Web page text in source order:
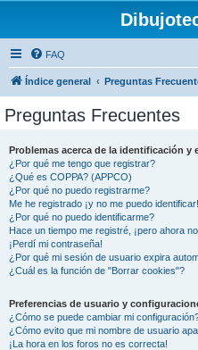
FAQ
Índice general Preguntas
Preguntas Frecuentes
Problemas acerca de la identificación y
¿Por qué me tengo que registrar?
¿Qué es COPPA? (APPCO)
¿Por qué no puedo registrarme?
Me he registrado ¡y no me puedo identificar!
¿Por qué no puedo identificarme?
Hace un tiempo me registré, ¡pero ahora
¡Perdí mi contraseña!
¿Por qué mi sesión de usuario expira
¿Cuál es la función de "Borrar cookies"?
Preferencias de usuario y
¿Cómo se puede cambiar mi
¿Cómo evito que mi nombre de usuario
¡La hora en los foros no es correcta!